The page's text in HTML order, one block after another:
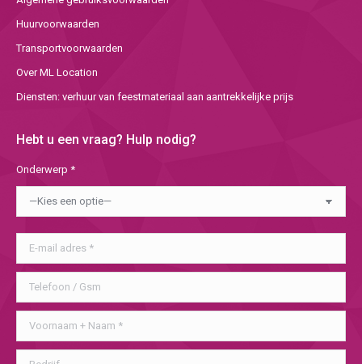
Huurvoorwaarden
Transportvoorwaarden
Over ML Location
Diensten: verhuur van feestmateriaal aan aantrekkelijke prijs
Hebt u een vraag? Hulp nodig?
Onderwerp *